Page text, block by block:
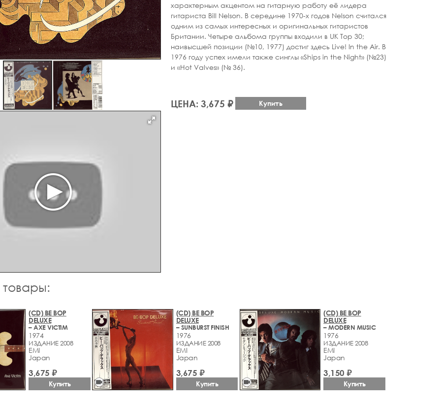
характерным акцентом на гитарную работу её лидера
гитариста Bill Nelson. В середине 1970-х годов Nelson считался
одним из самых интересных и оригинальных гитаристов
Британии. Четыре альбома группы входили в UK Top 30;
наивысшей позиции (№10, 1977) достиг здесь Live! In the Air. В
1976 году успех имели также синглы «Ships in the Night» (№23)
и «Hot Valves» (№ 36).
ЦЕНА: 3,675 ₽ Купить
(CD) BE BOP
DELUXE
– AXE VICTIM
1974
ИЗДАНИЕ 2008
EMI
Japan
3,675 ₽
Купить videocam
(CD) BE BOP
DELUXE
– SUNBURST FINISH
1976
ИЗДАНИЕ 2008
EMI
Japan
3,675 ₽
Купить videocam
(CD) BE BOP
DELUXE
– MODERN MUSIC
1976
ИЗДАНИЕ 2008
EMI
Japan
3,150 ₽
Купить